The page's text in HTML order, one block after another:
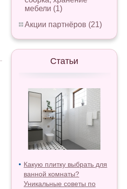
мебели (1)
Акции партнёров (21)
Статьи
Какую плитку выбрать для
ванной комнаты?
Уникальные советы по